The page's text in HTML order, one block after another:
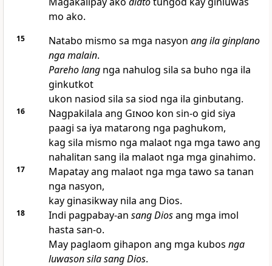
mo ako.
15 Natabo mismo sa mga nasyon ang ila ginplano
nga malain.
Pareho langnga nahulog sila sa buho nga ila
ginkutkot
ukon nasiod sila sa siod nga ila ginbutang.
16 Nagpakilala ang Ginookon sin-o gid siya
paagi sa iya matarong nga paghukom,
kag sila mismo nga malaot nga mga tawo ang
nahalitan sang ila malaot nga mga ginahimo.
17
Mapatay ang malaot nga mga tawo sa tanan
nga nasyon,
kay ginasikway nila ang Dios.
18 Indi pagpabay-an sang Diosang mga imol
hasta san-o.
May paglaom gihapon ang mga kubos nga
luwason sila sang Dios.